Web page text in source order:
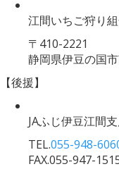
江間いちご狩り
〒410-2221
静岡県伊豆の国
【後援】
JAふじ伊豆江間
TEL.055-948-
FAX.055-947-